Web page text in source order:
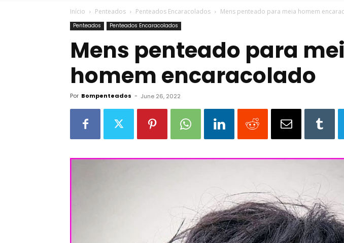
Início Penteados Penteados Encaracolados Mens penteado para meia homem
Penteados Penteados Encaracolados
Mens penteado para
homem encaracolado
Por Bompenteados - June 26, 2022